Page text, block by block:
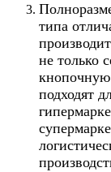
типа
не только
кнопочную
подходят